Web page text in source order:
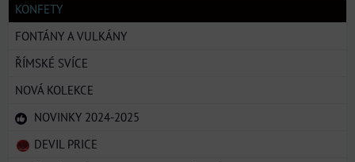
KONFETY
FONTÁNY A VULKÁNY
ŘÍMSKÉ SVÍCE
NOVÁ KOLEKCE
NOVINKY 2024-2025
DEVIL PRICE